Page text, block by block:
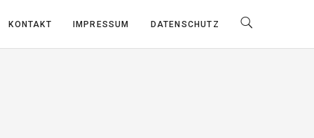
KONTAKT IMPRESSUM DATENSCHUTZ